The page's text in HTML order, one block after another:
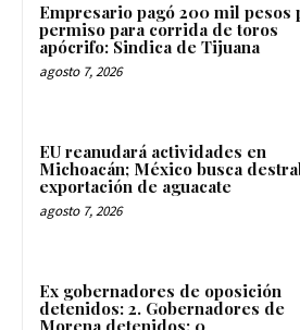
Empresario pagó 200 mil pesos
permiso para corrida de toros
apócrifo: Sindica de Tijuana
agosto 7, 2026
EU reanudará actividades en
Michoacán; México busca
exportación de aguacate
agosto 7, 2026
Ex gobernadores de oposición
detenidos: 2. Gobernadores de
Morena detenidos: 0